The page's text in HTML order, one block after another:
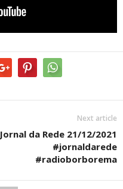
Next article
Jornal da Rede 21/12/2021
#jornaldarede
#radioborborema